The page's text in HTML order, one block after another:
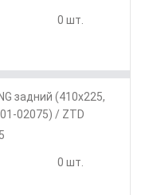
0 шт.
задний (410x225,
02075) / ZTD
0 шт.